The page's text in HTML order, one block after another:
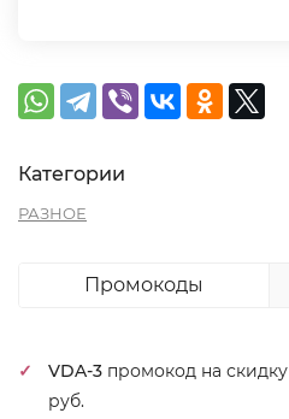
Категории
РАЗНОЕ
Промокоды
VDA-3 промокод на скидку
руб.